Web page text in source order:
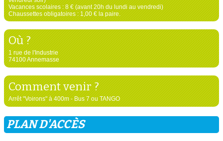
Vacances scolaires : 8 € (avant 20h du lundi au vendredi)
Chaussettes obligatoires : 1,00 € la paire.
Où ?
1 rue de l'Industrie
74100 Annemasse
Comment venir ?
Arrêt "Voirons" à 400m - Bus 7 ou TANGO
PLAN D'ACCÈS